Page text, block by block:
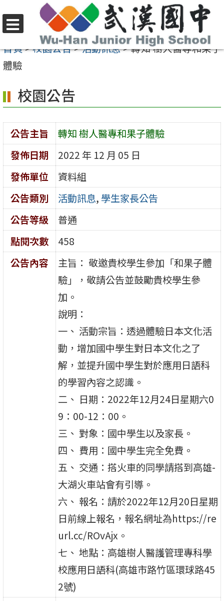
至
要
容
區
選
單
首頁>校園公告>活動訊息>轉知 樹人醫專和果子
體驗
校園公告
公告主旨
轉知 樹人醫專和果子體驗
發佈日期
2022 年 12 月 05 日
發佈單位
資料組
公告類別
活動訊息, 學生家長公告
公告等級
普通
點閱次數
458
公告內容
主旨： 敬邀貴校學生參加「和果子體
驗」，敬請公告並鼓勵貴校學生參
加。
說明：
一、 活動宗旨：透過體驗日本文化活
動，增加國中學生對日本文化之了
解，並提升國中學生對於應用日語科
的學習內容之認識。
二、 日期：2022年12月24日星期六0
9：00-12：00。
三、 對象：國中學生以及家長。
四、 費用：國中學生完全免費。
五、 交通：搭火車的同學請搭到高雄-
大湖火車站會有引導。
六、 報名：請於2022年12月20日星期
日前線上報名，報名網址為https://re
url.cc/ROvAjx。
七、 地點：高雄樹人醫護管理專科學
校應用日語科(高雄市路竹區環球路45
2號)